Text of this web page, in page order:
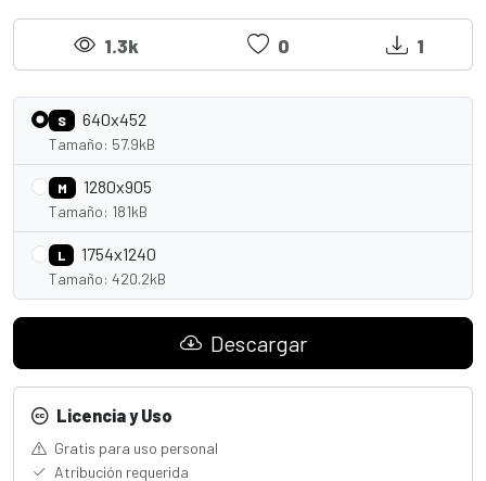
1.3k 0 1
S 640x452
Tamaño: 57.9kB
M 1280x905
Tamaño: 181kB
L 1754x1240
Tamaño: 420.2kB
Descargar
Licencia y Uso
Gratis para uso personal
Atribución requerida